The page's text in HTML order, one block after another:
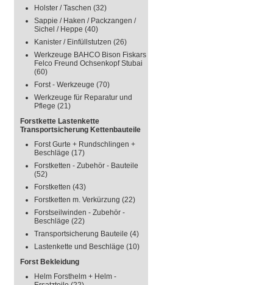
Holster / Taschen (32)
Sappie / Haken / Packzangen /
Sichel / Heppe (40)
Kanister / Einfüllstutzen (26)
Werkzeuge BAHCO Bison Fiskars
Felco Freund Ochsenkopf Stubai
(60)
Forst - Werkzeuge (70)
Werkzeuge für Reparatur und
Pflege (21)
Forstkette Lastenkette
Transportsicherung Kettenbauteile
Forst Gurte + Rundschlingen +
Beschläge (17)
Forstketten - Zubehör - Bauteile
(52)
Forstketten (43)
Forstketten m. Verkürzung (22)
Forstseilwinden - Zubehör -
Beschläge (22)
Transportsicherung Bauteile (4)
Lastenkette und Beschläge (10)
Forst Bekleidung
Helm Forsthelm + Helm -